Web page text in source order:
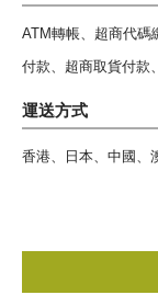
ATM轉帳、超商代碼
付款、超商取貨付款
運送方式
香港、日本、中國、